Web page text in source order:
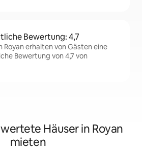
Bewertung: 4,7
Royan erhalten von Gästen eine
Bewertung von 4,7 von
Häuser in Royan
mieten